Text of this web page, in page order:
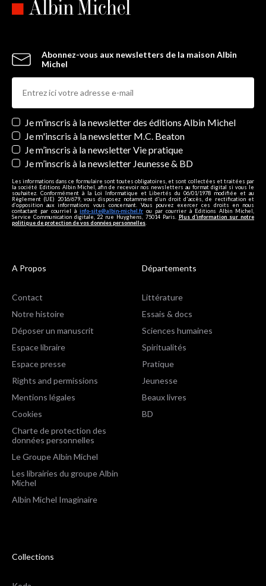
Abonnez-vous aux newsletters de la maison Albin
Michel
Newsletters
Je m’inscris à la newsletter des éditions Albin Michel
Je m'inscris à la newsletter M.C. Beaton
Je m’inscris à la newsletter Vie pratique
Je m’inscris à la newsletter Jeunesse & BD
Les informations dans ce formulaire sont toutes obligatoires, et sont collectées et traitées par
la société Editions Albin Michel, afin de recevoir nos newsletters au format digital si vous le
souhaitez. Conformément à la Loi Informatique et Libertés du 06/01/1978 modifiée et au
Règlement (UE) 2016/679, vous disposez notamment d'un droit d'accès, de rectification et
d’opposition aux informations vous concernant. Vous pouvez exercer ces droits en nous
contactant par courriel à info-site@albin-michel.fr ou par courrier à Editions Albin Michel,
Service Communication digitale, 22 rue Huyghens, 75014 Paris. Plus d’information sur notre
politique de protection de vos données personnelles.
A Propos
Contact
Notre histoire
Déposer un manuscrit
Espace libraire
Espace presse
Rights and permissions
Mentions légales
Cookies
Charte de protection des
données personnelles
Le Groupe Albin Michel
Les librairies du groupe Albin
Michel
Albin Michel Imaginaire
Départements
Littérature
Essais & docs
Sciences humaines
Spiritualités
Pratique
Jeunesse
Beaux livres
BD
Collections